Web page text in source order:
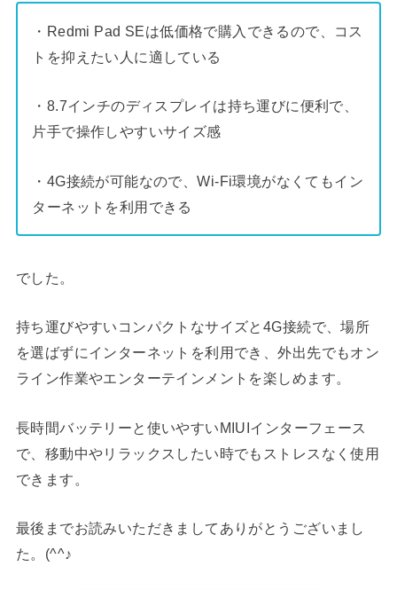
・Redmi Pad SEは低価格で購入できるので、コス
トを抑えたい人に適している
・8.7インチのディスプレイは持ち運びに便利で、
片手で操作しやすいサイズ感
・4G接続が可能なので、Wi-Fi環境がなくてもイン
ターネットを利用できる
でした。
持ち運びやすいコンパクトなサイズと4G接続で、場所
を選ばずにインターネットを利用でき、外出先でもオン
ライン作業やエンターテインメントを楽しめます。
長時間バッテリーと使いやすいMIUIインターフェース
で、移動中やリラックスしたい時でもストレスなく使用
できます。
最後までお読みいただきましてありがとうございまし
た。(^^♪